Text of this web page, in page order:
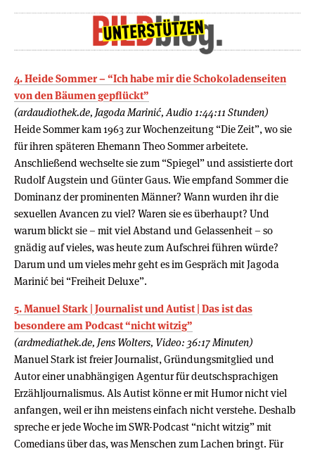
4. Heide Sommer – “Ich habe mir die Schokoladenseiten
von den Bäumen gepflückt”
(ardaudiothek.de, Jagoda Marinić, Audio 1:44:11 Stunden)
Heide Sommer kam 1963 zur Wochenzeitung “Die Zeit”, wo sie
für ihren späteren Ehemann Theo Sommer arbeitete.
Anschließend wechselte sie zum “Spiegel” und assistierte dort
Rudolf Augstein und Günter Gaus. Wie empfand Sommer die
Dominanz der prominenten Männer? Wann wurden ihr die
sexuellen Avancen zu viel? Waren sie es überhaupt? Und
warum blickt sie – mit viel Abstand und Gelassenheit – so
gnädig auf vieles, was heute zum Aufschrei führen würde?
Darum und um vieles mehr geht es im Gespräch mit Jagoda
Marinić bei “Freiheit Deluxe”.
5. Manuel Stark | Journalist und Autist | Das ist das
besondere am Podcast “nicht witzig”
(ardmediathek.de, Jens Wolters, Video: 36:17 Minuten)
Manuel Stark ist freier Journalist, Gründungsmitglied und
Autor einer unabhängigen Agentur für deutschsprachigen
Erzähljournalismus. Als Autist könne er mit Humor nicht viel
anfangen, weil er ihn meistens einfach nicht verstehe. Deshalb
spreche er jede Woche im SWR-Podcast “nicht witzig” mit
Comedians über das, was Menschen zum Lachen bringt. Für